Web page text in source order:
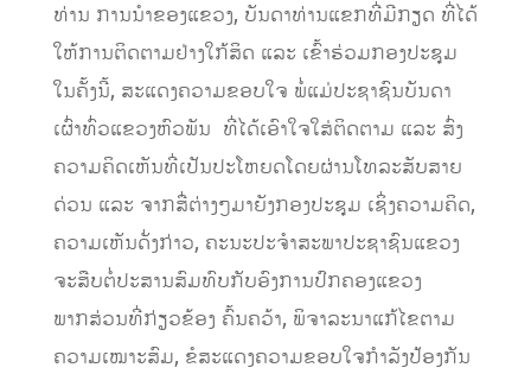
ທ່ານ ການນຳຂອງແຂວງ, ບັນດາທ່ານແຂກທີ່ມີກຽດ ທີ່ໄດ້
ໃຫ້ການຕິດຕາມຢ່າງໃກ້ສິດ ແລະ ເຂົ້າຮ່ວມກອງປະຊຸມ
ໃນຄັ້ງນີ້, ສະແດງຄວາມຂອບໃຈ ພໍ່ແມ່ປະຊາຊົນບັນດາ
ເຜົ່າທົ່ວແຂວງຫົວພັນ ທີ່ໄດ້ເອົາໃຈໃສ່ຕິດຕາມ ແລະ ສົ່ງ
ຄວາມຄິດເຫັນທີ່ເປັນປະໂຫຍດໂດຍຜ່ານໂທລະສັບສາຍ
ດ່ວນ ແລະ ຈາກສື່ຕ່າງໆມາຍັງກອງປະຊຸມ ເຊິ່ງຄວາມຄິດ,
ຄວາມເຫັນດັ່ງກ່າວ, ຄະນະປະຈຳສະພາປະຊາຊົນແຂວງ
ຈະສືບຕໍ່ປະສານສົມທົບກັບອົງການປົກຄອງແຂວງ
ພາກສ່ວນທີ່ກ່ຽວຂ້ອງ ຄົ້ນຄວ້າ, ພິຈາລະນາແກ້ໄຂຕາມ
ຄວາມເໝາະສົມ, ຂໍສະແດງຄວາມຂອບໃຈກຳລັງປ້ອງກັນ